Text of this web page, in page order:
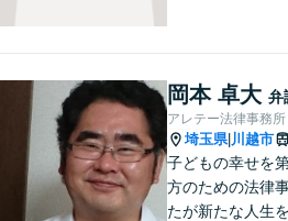
どうぞお気軽に
い。
岡本 卓大 弁
アレテー法律事務所
埼玉県| 川越市
子どもの幸せを
方のための法律
たが新たな人生